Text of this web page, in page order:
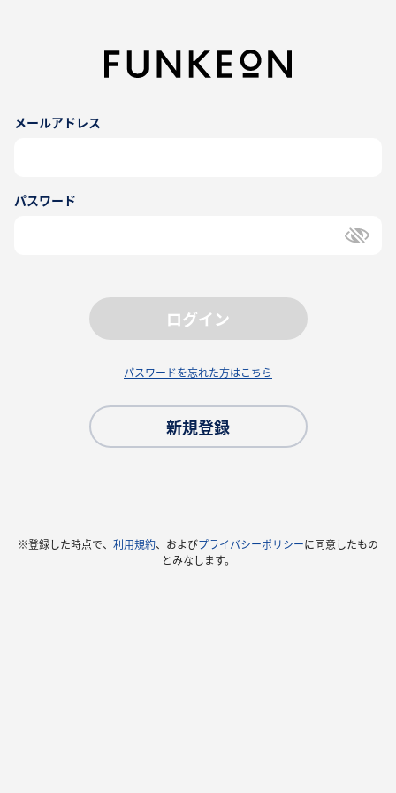
メールアドレス
パスワード
ログイン
パスワードを忘れた方はこちら
新規登録
※登録した時点で、 利用規約、およびプライバシーポリシーに同意したもの
とみなします。